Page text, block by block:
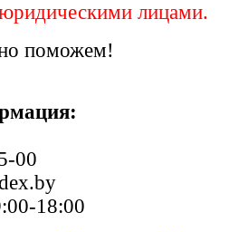
лицами.
поможем!
00
18:00